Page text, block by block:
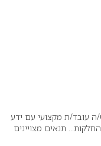
ה עובד/ת מקצועי עם ידע
תנאים מצויינים